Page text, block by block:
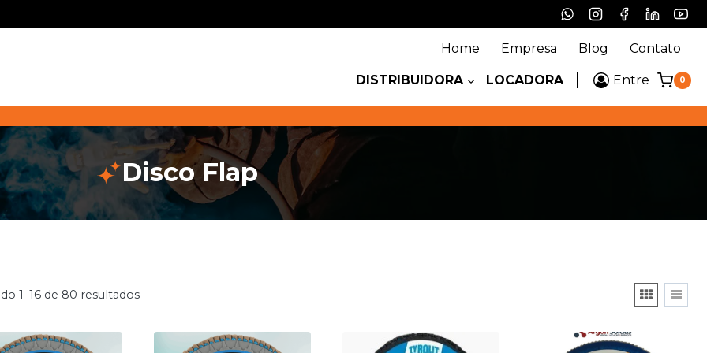
Home Empresa Blog Contato
DISTRIBUIDORA LOCADORA Entre 0
Disco Flap
1–16 de 80 resultados